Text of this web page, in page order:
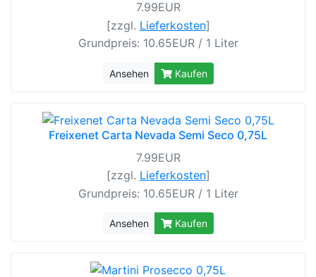
7.99EUR
[zzgl. Lieferkosten]
Grundpreis: 10.65EUR / 1 Liter
Ansehen Kaufen
Freixenet Carta Nevada Semi Seco 0,75L
7.99EUR
[zzgl. Lieferkosten]
Grundpreis: 10.65EUR / 1 Liter
Ansehen Kaufen